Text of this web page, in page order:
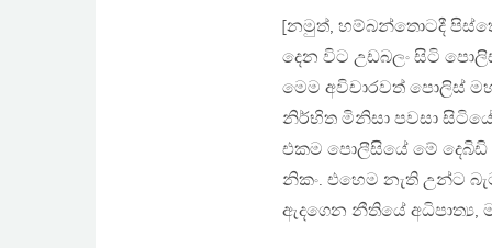
[නමුත්, හම්බන්තොටදී
දෙන විට උඩබලං සිටි
මෙම අවිචාරවත් පොලිස්
නිර්භිත මිනිසා පවසා සිටියේ
එකම පොලීසියේ මේ දෙබිඩි
නිකං. එහෙම නැති උන්ට
ඇදගෙන නීතියේ අධිපාත්‍ය,